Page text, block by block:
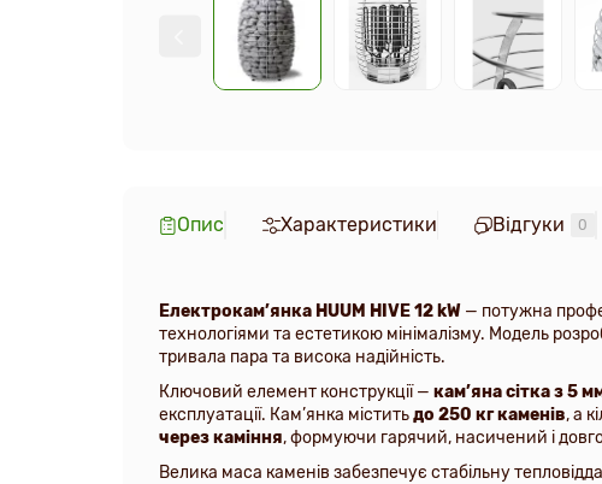
Опис Характеристики Відгуки 0
Електрокам’янка HUUM HIVE 12 kW — потужна
технологіями та естетикою мінімалізму. Модель
тривала пара та висока надійність.
Ключовий елемент конструкції — кам’яна сітка з 5
експлуатації. Кам’янка міститьдо 250 кг каменів, а
через каміння, формуючи гарячий, насичений і
Велика маса каменів забезпечує стабільну